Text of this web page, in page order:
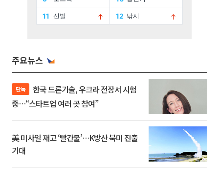
주요뉴스
단독
중…“스타트업 여러 곳 참여”
美 미사일 재고 ‘빨간불’…K방산 북미 진출
기대